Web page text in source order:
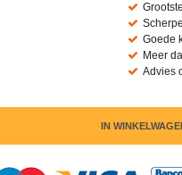
Goede
Meer
Advies
IN